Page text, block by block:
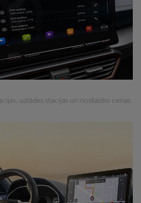
uzlādes stacijas un noskaidro cenas.